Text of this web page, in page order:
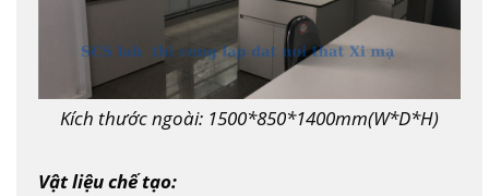
Kích thước ngoài: 1500*850*1400mm(W*D*H)
Vật liệu chế tạo: